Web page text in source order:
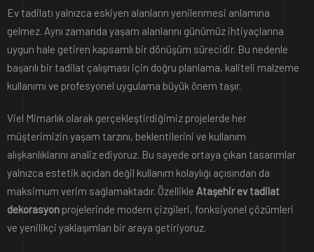
Ev tadilatı yalnızca eskiyen alanların yenilenmesi anlamına
gelmez. Aynı zamanda yaşam alanlarını günümüz ihtiyaçlarına
uygun hale getiren kapsamlı bir dönüşüm sürecidir. Bu nedenle
başarılı bir tadilat çalışması için doğru planlama, kaliteli malzeme
kullanımı ve profesyonel uygulama büyük önem taşır.
Viel Mimarlık olarak gerçekleştirdiğimiz projelerde her
müşterimizin yaşam tarzını, beklentilerini ve kullanım
alışkanlıklarını analiz ediyoruz. Bu sayede ortaya çıkan tasarımlar
yalnızca estetik açıdan değil kullanım kolaylığı açısından da
maksimum verim sağlamaktadır. Özellikle Ataşehir ev tadilat
dekorasyon projelerinde modern çizgileri, fonksiyonel çözümleri
ve yenilikçi yaklaşımları bir araya getiriyoruz.